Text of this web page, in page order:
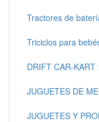
Tractores de
Triciclos para
DRIFT CAR-KART
JUGUETES DE
JUGUETES Y